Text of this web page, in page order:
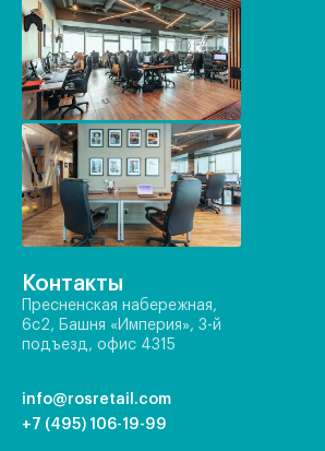
Контакты
Пресненская набережная,
6с2, Башня «Империя», 3-й
подъезд, офис 4315
info@rosretail.com
+7 (495) 106-19-99